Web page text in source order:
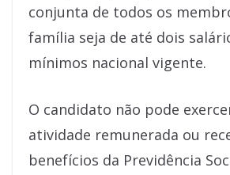
conjunta de todos os
família seja de até dois
mínimos nacional vigente.
O candidato não pode
atividade remunerada ou
benefícios da Previdência